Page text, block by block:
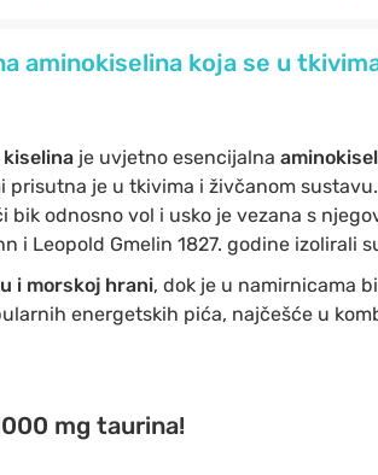
aminokiselina koja se u
je uvjetno esencijalna
je u tkivima i živčanom
bik odnosno vol i usko je vezana s
i Leopold Gmelin 1827. godine izolirali
i morskoj hrani, dok je u namirnicama
energetskih pića, najčešće u
mg taurina!